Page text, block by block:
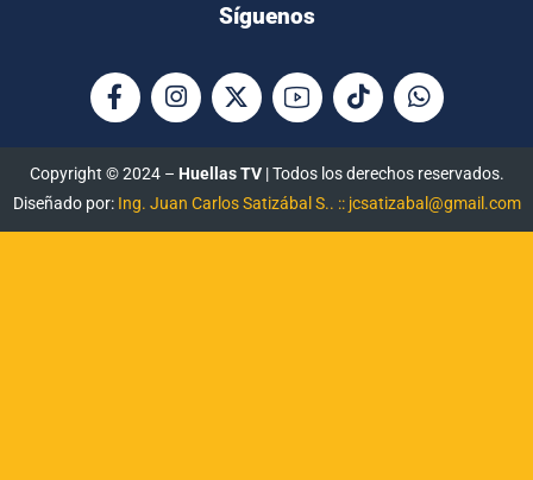
Síguenos
Copyright © 2024 – Huellas TV| Todos los derechos reservados.
Diseñado por: Ing. Juan Carlos Satizábal S.. :: jcsatizabal@gmail.com